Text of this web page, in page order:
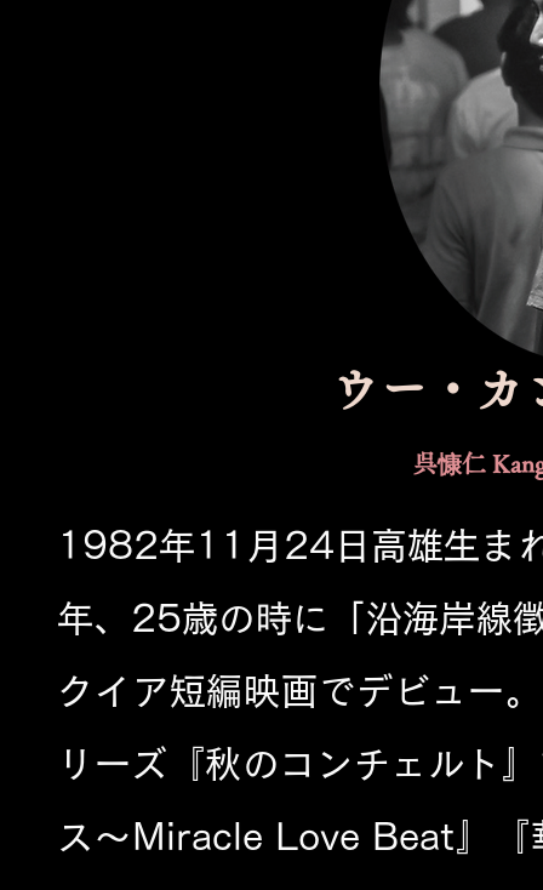
ウー・
呉慷仁
1982年11月24日高雄生ま
年、25歳の時に「沿海岸線
クイア短編映画でデビュー
リーズ『秋のコンチェルト
ス〜Miracle Love Beat』『